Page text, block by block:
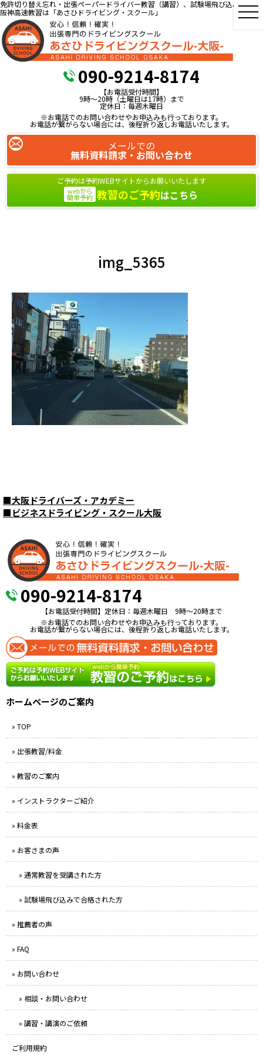
免許切り替え忘れ・出張ペーパードライバー教習（講習）、試験場飛び込み教習、
阪神高速教習は「あさひドライビング・スクール」
090-9214-8174
【お電話受付時間】
9時～20時（土曜日は17時）まで
定休日：毎週木曜日
※お電話でのお問い合わせやお申込みも行っております。
お電話が繋がらない場合には、後程折り返しお電話いたします。
メールでの
無料資料請求・お問い合わせ
ご予約は予約WEBサイトからお願いいたします
webから
簡単予約 教習のご予約はこちら
img_5365
■大阪ドライバーズ・アカデミー
■ビジネスドライビング・スクール大阪
090-9214-8174
【お電話受付時間】定休日：毎週木曜日 9時〜20時まで
※お電話でのお問い合わせやお申込みも行っております。
お電話が繋がらない場合には、後程折り返しお電話いたします。
ホームページのご案内
» TOP
» 出張教習/料金
» 教習のご案内
» インストラクターご紹介
» 料金表
» お客さまの声
» 通常教習を受講された方
» 試験場飛び込みで合格された方
» 推薦者の声
» FAQ
» お問い合わせ
» 相談・お問い合わせ
» 講習・講演のご依頼
ご利用規約